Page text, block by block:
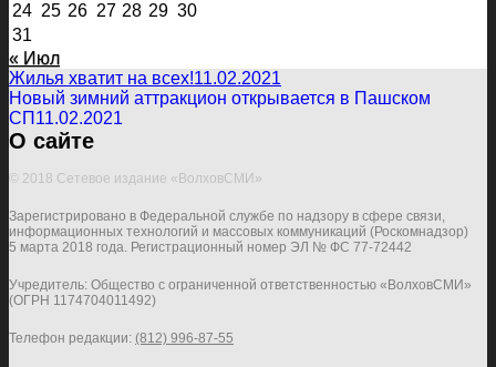
24 25 26 27 28 29 30
31
« Июл
Жилья хватит на всех!11.02.2021
Новый зимний аттракцион открывается в Пашском
СП 11.02.2021
О сайте
© 2018 Сетевое издание «ВолховСМИ»
Зарегистрировано в Федеральной службе по надзору в сфере связи,
информационных технологий и массовых коммуникаций (Роскомнадзор)
5 марта 2018 года. Регистрационный номер ЭЛ № ФС 77-72442
Учредитель: Общество с ограниченной ответственностью «ВолховСМИ»
(ОГРН 1174704011492)
Телефон редакции: (812) 996-87-55